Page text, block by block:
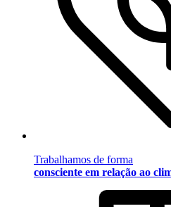
Trabalhamos de forma
consciente em relação ao